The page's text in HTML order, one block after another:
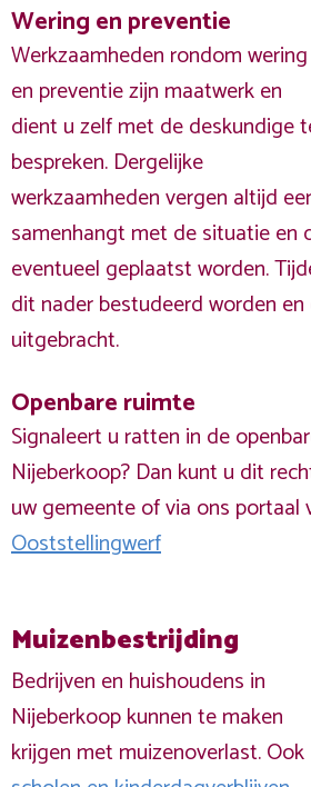
Wering en preventie
Werkzaamheden rondom wering
en preventie zijn maatwerk en
dient u zelf met de deskundige
bespreken. Dergelijke
werkzaamheden vergen altijd
samenhangt met de situatie en
eventueel geplaatst worden.
dit nader bestudeerd worden
uitgebracht.
Openbare ruimte
Signaleert u ratten in de
Nijeberkoop? Dan kunt u dit
uw gemeente of via ons portaal
Ooststellingwerf
Muizenbestrijding
Bedrijven en huishoudens in
Nijeberkoop kunnen te maken
krijgen met muizenoverlast. Ook